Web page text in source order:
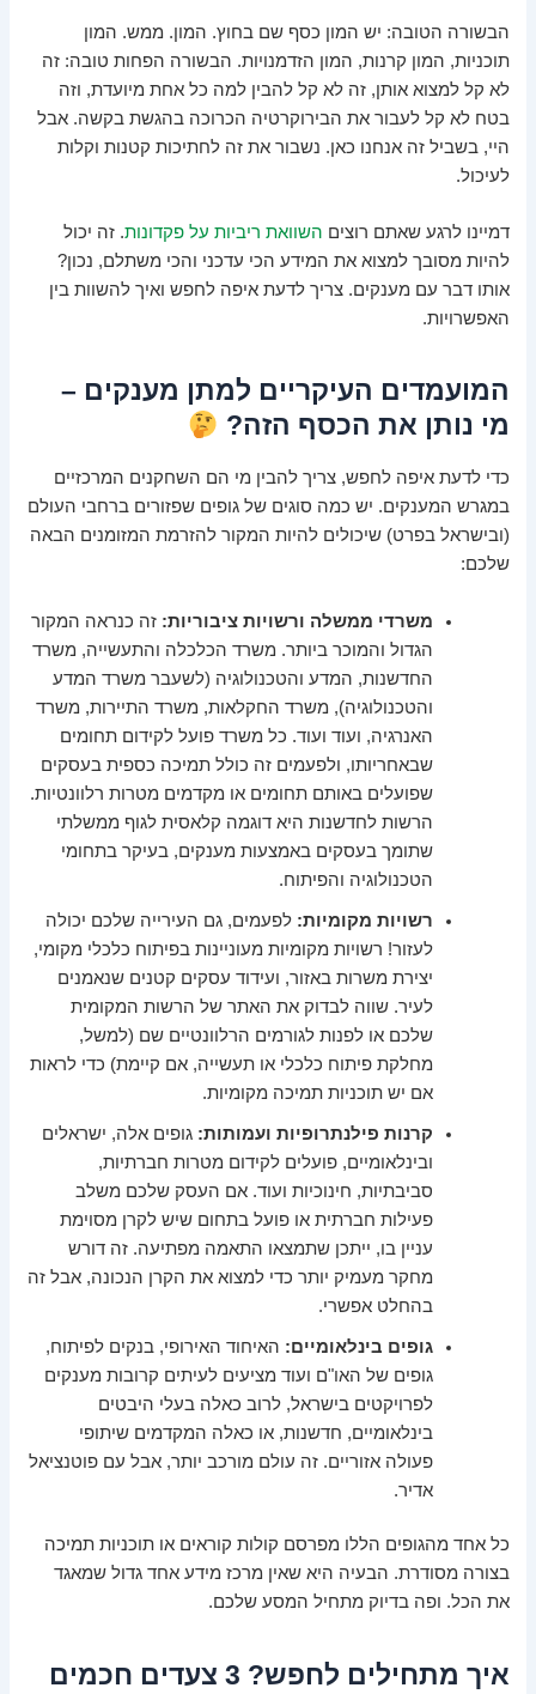
הבשורה הטובה: יש המון כסף שם בחוץ. המון. ממש. המון
תוכניות, המון קרנות, המון הזדמנויות. הבשורה הפחות טובה: זה
לא קל למצוא אותן, זה לא קל להבין למה כל אחת מיועדת, וזה
בטח לא קל לעבור את הבירוקרטיה הכרוכה בהגשת בקשה. אבל
היי, בשביל זה אנחנו כאן. נשבור את זה לחתיכות קטנות וקלות
לעיכול.
דמיינו לרגע שאתם רוצים השוואת ריביות על פקדונות. זה יכול
להיות מסובך למצוא את המידע הכי עדכני והכי משתלם, נכון?
אותו דבר עם מענקים. צריך לדעת איפה לחפש ואיך להשוות בין
האפשרויות.
המועמדים העיקריים למתן מענקים –
מי נותן את הכסף הזה?
כדי לדעת איפה לחפש, צריך להבין מי הם השחקנים המרכזיים
במגרש המענקים. יש כמה סוגים של גופים שפזורים ברחבי העולם
(ובישראל בפרט) שיכולים להיות המקור להזרמת המזומנים הבאה
שלכם:
משרדי ממשלה ורשויות ציבוריות: זה כנראה המקור
הגדול והמוכר ביותר. משרד הכלכלה והתעשייה, משרד
החדשנות, המדע והטכנולוגיה (לשעבר משרד המדע
והטכנולוגיה), משרד החקלאות, משרד התיירות, משרד
האנרגיה, ועוד ועוד. כל משרד פועל לקידום תחומים
שבאחריותו, ולפעמים זה כולל תמיכה כספית בעסקים
שפועלים באותם תחומים או מקדמים מטרות רלוונטיות.
הרשות לחדשנות היא דוגמה קלאסית לגוף ממשלתי
שתומך בעסקים באמצעות מענקים, בעיקר בתחומי
הטכנולוגיה והפיתוח.
רשויות מקומיות: לפעמים, גם העירייה שלכם יכולה
לעזור! רשויות מקומיות מעוניינות בפיתוח כלכלי מקומי,
יצירת משרות באזור, ועידוד עסקים קטנים שנאמנים
לעיר. שווה לבדוק את האתר של הרשות המקומית
שלכם או לפנות לגורמים הרלוונטיים שם (למשל,
מחלקת פיתוח כלכלי או תעשייה, אם קיימת) כדי לראות
אם יש תוכניות תמיכה מקומיות.
קרנות פילנתרופיות ועמותות: גופים אלה, ישראלים
ובינלאומיים, פועלים לקידום מטרות חברתיות,
סביבתיות, חינוכיות ועוד. אם העסק שלכם משלב
פעילות חברתית או פועל בתחום שיש לקרן מסוימת
עניין בו, ייתכן שתמצאו התאמה מפתיעה. זה דורש
מחקר מעמיק יותר כדי למצוא את הקרן הנכונה, אבל זה
בהחלט אפשרי.
גופים בינלאומיים: האיחוד האירופי, בנקים לפיתוח,
גופים של האו"ם ועוד מציעים לעיתים קרובות מענקים
לפרויקטים בישראל, לרוב כאלה בעלי היבטים
בינלאומיים, חדשנות, או כאלה המקדמים שיתופי
פעולה אזוריים. זה עולם מורכב יותר, אבל עם פוטנציאל
אדיר.
כל אחד מהגופים הללו מפרסם קולות קוראים או תוכניות תמיכה
בצורה מסודרת. הבעיה היא שאין מרכז מידע אחד גדול שמאגד
את הכל. ופה בדיוק מתחיל המסע שלכם.
איך מתחילים לחפש? 3 צעדים חכמים